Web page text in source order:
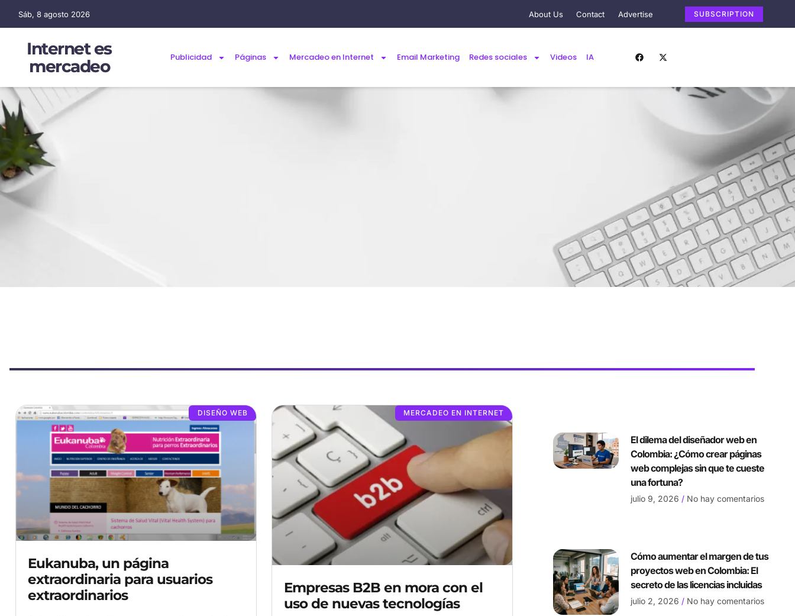
Sáb, 8 agosto 2026 About Us Contact Advertise SUBSCRIPTION
Internet es
mercadeo
Publicidad Páginas Mercadeo en Internet Email Marketing Redes sociales Videos IA
DISEÑO WEB
Eukanuba, un página
extraordinaria para usuarios
extraordinarios
MERCADEO EN INTERNET
Empresas B2B en mora con el
uso de nuevas tecnologías
El dilema del diseñador web en
Colombia: ¿Cómo crear páginas
web complejas sin que te cueste
una fortuna?
julio 9, 2026 No hay comentarios
Cómo aumentar el margen de tus
proyectos web en Colombia: El
secreto de las licencias incluidas
julio 2, 2026 No hay comentarios